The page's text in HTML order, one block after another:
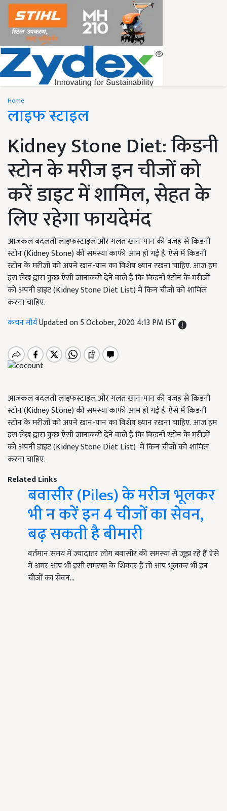
Home
लाइफ स्टाइल
Kidney Stone Diet: किडनी
स्टोन के मरीज इन चीजों को
करें डाइट में शामिल, सेहत के
लिए रहेगा फायदेमंद
आजकल बदलती लाइफस्टाइल और गलत खान-पान की वजह से किडनी
स्टोन (Kidney Stone) की समस्या काफी आम हो गई है. ऐसे में किडनी
स्टोन के मरीजों को अपने खान-पान का विशेष ध्यान रखना चाहिए. आज हम
इस लेख द्वारा कुछ ऐसी जानाकरी देने वाले हैं कि किडनी स्टोन के मरीजों
को अपनी डाइट (Kidney Stone Diet List) में किन चीजों को शामिल
करना चाहिए.
कंचन मौर्यUpdated on 5 October, 2020 4:13 PM IST
आजकल बदलती लाइफस्टाइल और गलत खान-पान की वजह से किडनी
स्टोन (Kidney Stone) की समस्या काफी आम हो गई है. ऐसे में किडनी
स्टोन के मरीजों को अपने खान-पान का विशेष ध्यान रखना चाहिए. आज हम
इस लेख द्वारा कुछ ऐसी जानाकरी देने वाले हैं कि किडनी स्टोन के मरीजों
को अपनी डाइट (Kidney Stone Diet List) में किन चीजों को शामिल
करना चाहिए.
Related Links
बवासीर (Piles) के मरीज भूलकर
भी न करें इन 4 चीजों का सेवन,
बढ़ सकती है बीमारी
वर्तमान समय में ज्यादातर लोग बवासीर की समस्या से जूझ रहे हैं ऐसे
में अगर आप भी इसी समस्या के शिकार हैं तो आप भूलकर भी इन
चीजों का सेवन…